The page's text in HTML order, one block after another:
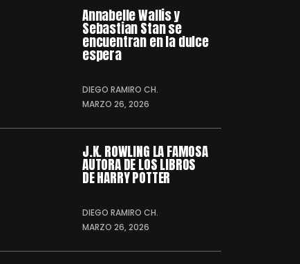
Annabelle Wallis y
Sebastian Stan se
encuentran en la dulce
espera
DIEGO RAMIRO CH.
MARZO 26, 2026
J.K. ROWLING LA FAMOSA
AUTORA DE LOS LIBROS
DE HARRY POTTER
DIEGO RAMIRO CH.
MARZO 26, 2026